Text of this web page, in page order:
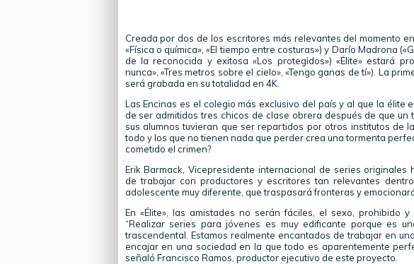
Creada por dos de los escritores más relevantes del momento
«Física o química», «El tiempo entre costuras») y Darío Madrona
de la reconocida y exitosa «Los protegidos») «Élite» estará
nunca», «Tres metros sobre el cielo», «Tengo ganas de tí»). La
será grabada en su totalidad en 4K.
Las Encinas es el colegio más exclusivo del país y al que la élite
de ser admitidos tres chicos de clase obrera después de que
sus alumnos tuvieran que ser repartidos por otros institutos de
todo y los que no tienen nada que perder crea una tormenta
cometido el crimen?
Erik Barmack, Vicepresidente internacional de series originales
de trabajar con productores y escritores tan relevantes
adolescente muy diferente, que traspasará fronteras y
En «Élite», las amistades no serán fáciles, el sexo, prohibido
“Realizar series para jóvenes es muy edificante porque es
trascendental. Estamos realmente encantados de trabajar en
encajar en una sociedad en la que todo es aparentemente
señaló Francisco Ramos, productor ejecutivo de este proyecto.